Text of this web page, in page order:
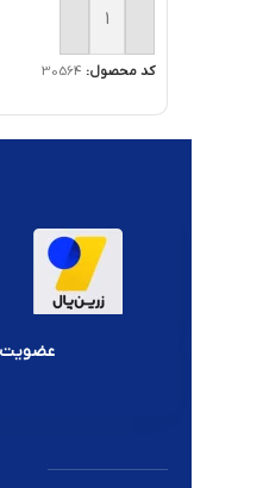
افزودن به سبد خرید
کد محصول: 30564
عضویت